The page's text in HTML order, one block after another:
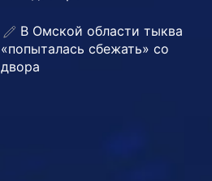
В Омской области тыква
«попыталась сбежать» со
двора